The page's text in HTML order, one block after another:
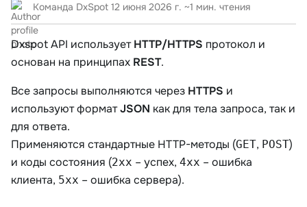
Команда DxSpot 12 июня 2026 г. ~1 мин. чтения
Dxspot API используетHTTP/HTTPS протокол и
основан на принципах REST.
Все запросы выполняются через HTTPS и
используют форматJSON как для тела запроса, так и
для ответа.
Применяются стандартные HTTP-методы (GET, POST)
и коды состояния (2xx – успех, 4xx – ошибка
клиента, 5xx – ошибка сервера).